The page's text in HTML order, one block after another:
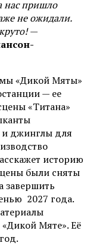
нас пришло
не ожидали.
—
«Дикой Мяты»
— ее
«Титана»
и джинглы для
историю
были сняты
завершить
2027 года.
Мяте». Её